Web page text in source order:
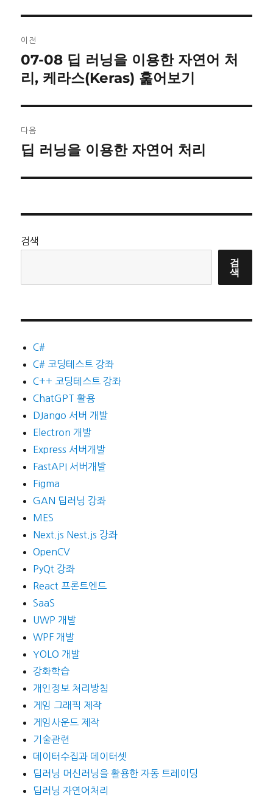
탐
색
이전
이
전
07-08 딥 러닝을 이용한 자연어 처
리, 케라스(Keras) 훑어보기
다음
다
딥 러닝을 이용한 자연어 처리
검색
검
색
C#
C# 코딩테스트 강좌
C++ 코딩테스트 강좌
ChatGPT 활용
DJango 서버 개발
Electron 개발
Express 서버개발
FastAPI 서버개발
Figma
GAN 딥러닝 강좌
MES
Next.js Nest.js 강좌
OpenCV
PyQt 강좌
React 프론트엔드
SaaS
UWP 개발
WPF 개발
YOLO 개발
강화학습
개인정보 처리방침
게임 그래픽 제작
게임사운드 제작
기술관련
데이터수집과 데이터셋
딥러닝 머신러닝을 활용한 자동 트레이딩
딥러닝 자연어처리